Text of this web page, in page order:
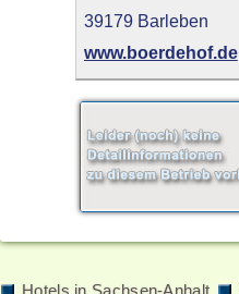
39179 Barleben
www.boerdehof.de